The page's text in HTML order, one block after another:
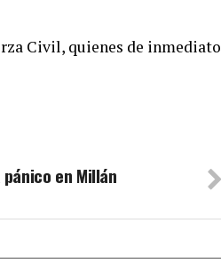
Civil, quienes de inmediato
en Millán